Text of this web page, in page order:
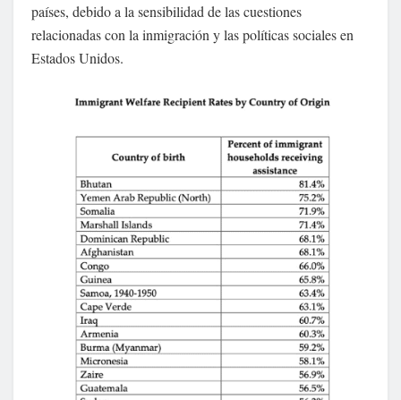
países, debido a la sensibilidad de las cuestiones
relacionadas con la inmigración y las políticas sociales en
Estados Unidos.